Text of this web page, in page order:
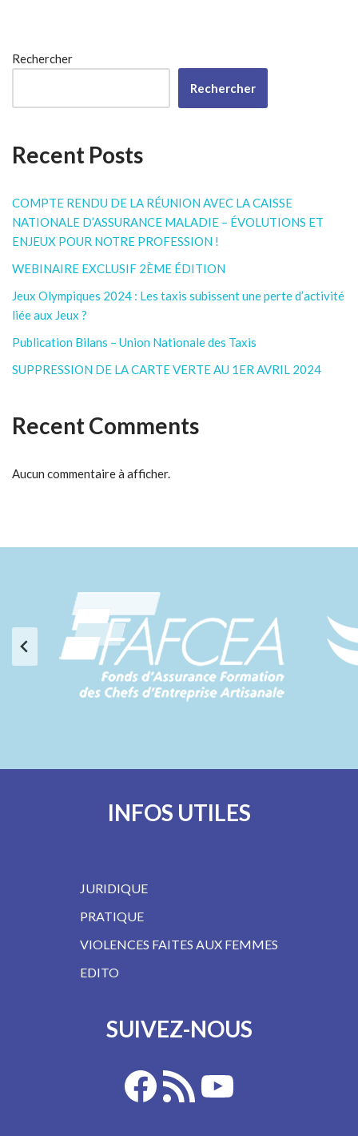
Rechercher
Rechercher
Recent Posts
COMPTE RENDU DE LA RÉUNION AVEC LA CAISSE
NATIONALE D’ASSURANCE MALADIE – ÉVOLUTIONS ET
ENJEUX POUR NOTRE PROFESSION !
WEBINAIRE EXCLUSIF 2ÈME ÉDITION
Jeux Olympiques 2024 : Les taxis subissent une perte d’activité
liée aux Jeux ?
Publication Bilans – Union Nationale des Taxis
SUPPRESSION DE LA CARTE VERTE AU 1ER AVRIL 2024
Recent Comments
Aucun commentaire à afficher.
INFOS UTILES
JURIDIQUE
PRATIQUE
VIOLENCES FAITES AUX FEMMES
EDITO
SUIVEZ-NOUS